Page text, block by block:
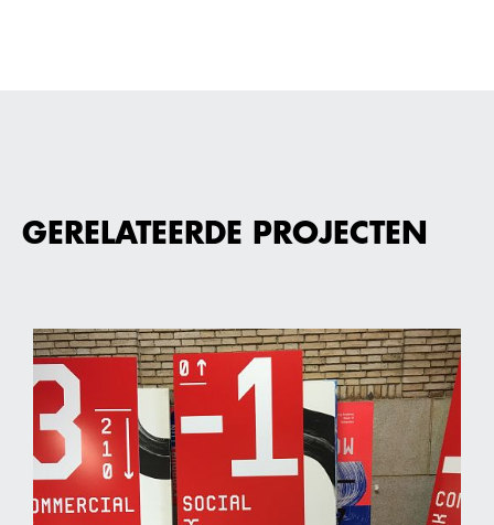
GERELATEERDE PROJECTEN